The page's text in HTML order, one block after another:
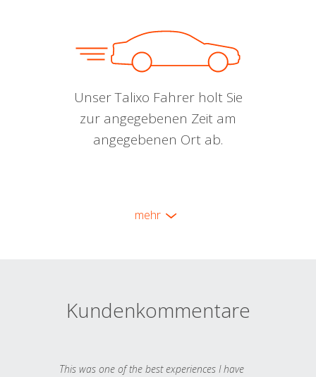
Unser Talixo Fahrer holt Sie
zur angegebenen Zeit am
angegebenen Ort ab.
mehr
Kundenkommentare
This was one of the best experiences I have